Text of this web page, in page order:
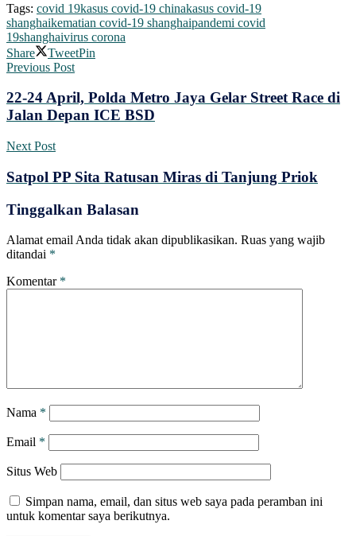
Tags: covid 19kasus covid-19 chinakasus covid-19
shanghaikematian covid-19 shanghaipandemi covid
19shanghaivirus corona
Share
TweetPin
Previous Post
22-24 April, Polda Metro Jaya Gelar Street Race di
Jalan Depan ICE BSD
Next Post
Satpol PP Sita Ratusan Miras di Tanjung Priok
Tinggalkan Balasan
Alamat email Anda tidak akan dipublikasikan. Ruas yang wajib
ditandai *
Komentar *
Nama *
Email *
Situs Web
Simpan nama, email, dan situs web saya pada peramban ini
untuk komentar saya berikutnya.